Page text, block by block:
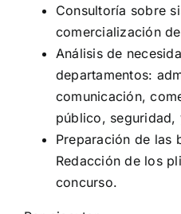
Consultoría sobre
comercialización
Análisis de
departamentos:
comunicación,
público, seguridad,
Preparación de las
Redacción de los
concurso.